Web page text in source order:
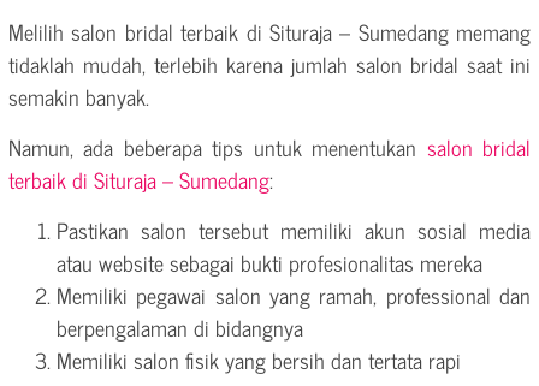
Melilih salon bridal terbaik di Situraja – Sumedang memang
tidaklah mudah, terlebih karena jumlah salon bridal saat ini
semakin banyak.
Namun, ada beberapa tips untuk menentukan salon bridal
terbaik di Situraja – Sumedang:
Pastikan salon tersebut memiliki akun sosial media
atau website sebagai bukti profesionalitas mereka
Memiliki pegawai salon yang ramah, professional dan
berpengalaman di bidangnya
Memiliki salon fisik yang bersih dan tertata rapi